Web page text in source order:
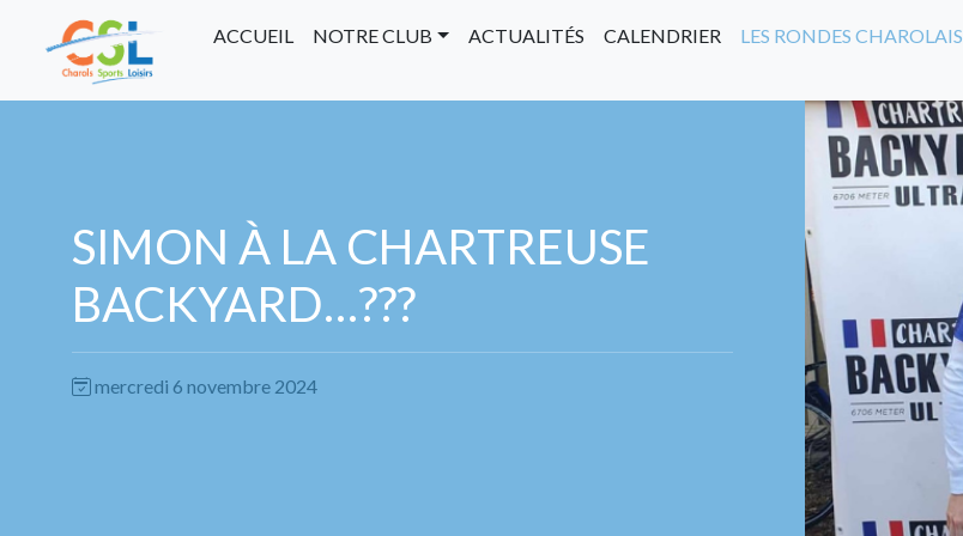
ACCUEIL NOTRE CLUB ACTUALITÉS CALENDRIER LES RONDES
SIMON À LA CHARTREUSE
BACKYARD…???
mercredi 6 novembre 2024